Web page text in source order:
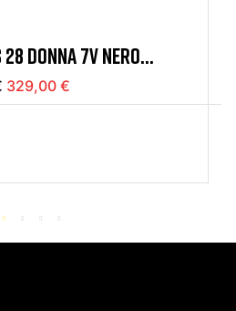
DONNA 7V NERO
329,00 €